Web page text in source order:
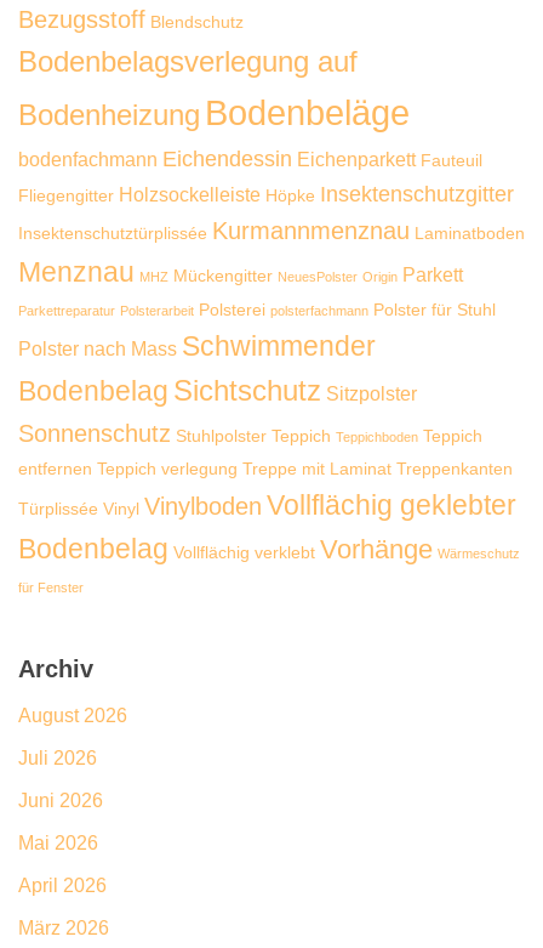
Bezugsstoff Blendschutz
Bodenbelagsverlegung auf
Bodenheizung Bodenbeläge
bodenfachmann Eichendessin Eichenparkett Fauteuil
Fliegengitter Holzsockelleiste Höpke Insektenschutzgitter
Insektenschutztürplissée Kurmannmenznau Laminatboden
Menznau MHZ Mückengitter NeuesPolster Origin Parkett
Parkettreparatur Polsterarbeit Polsterei polsterfachmann Polster für Stuhl
Polster nach Mass Schwimmender
Bodenbelag Sichtschutz Sitzpolster
Sonnenschutz Stuhlpolster Teppich Teppichboden Teppich
entfernen Teppich verlegung Treppe mit Laminat Treppenkanten
Türplissée Vinyl Vinylboden Vollflächig geklebter
Bodenbelag Vollflächig verklebt Vorhänge Wärmeschutz
für Fenster
Archiv
August 2026
Juli 2026
Juni 2026
Mai 2026
April 2026
März 2026